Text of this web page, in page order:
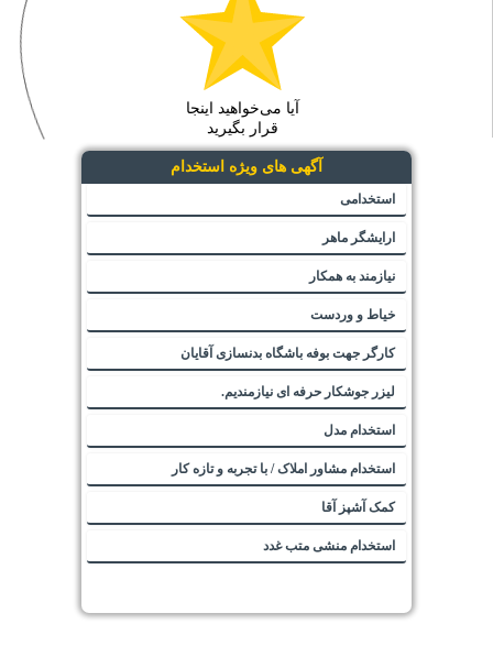
آیا می‌خواهید اینجا
قرار بگیرید
آگهی های ویژه استخدام
استخدامی
ارایشگر ماهر
نیازمند به همکار
خیاط و وردست
کارگر جهت بوفه باشگاه بدنسازی آقایان
لیزر جوشکار حرفه ای نیازمندیم.
استخدام مدل
استخدام مشاور املاک / با تجربه و تازه کار
کمک آشپز آقا
استخدام منشی متب غدد